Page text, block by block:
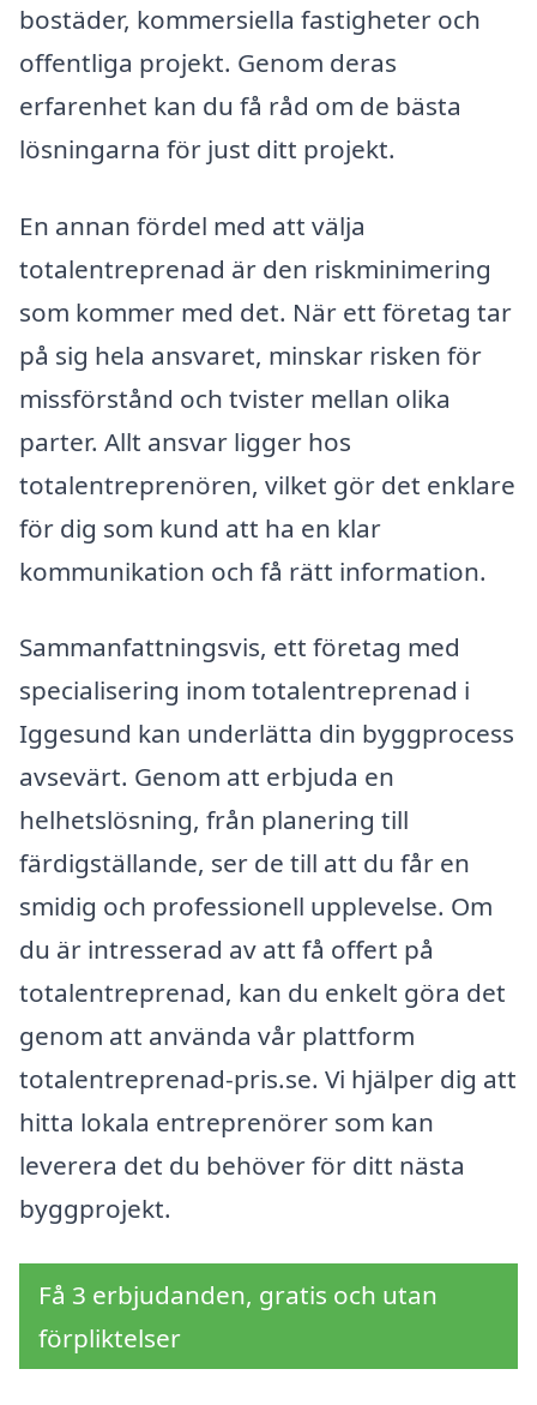
bostäder, kommersiella fastigheter och
offentliga projekt. Genom deras
erfarenhet kan du få råd om de bästa
lösningarna för just ditt projekt.
En annan fördel med att välja
totalentreprenad är den riskminimering
som kommer med det. När ett företag tar
på sig hela ansvaret, minskar risken för
missförstånd och tvister mellan olika
parter. Allt ansvar ligger hos
totalentreprenören, vilket gör det enklare
för dig som kund att ha en klar
kommunikation och få rätt information.
Sammanfattningsvis, ett företag med
specialisering inom totalentreprenad i
Iggesund kan underlätta din byggprocess
avsevärt. Genom att erbjuda en
helhetslösning, från planering till
färdigställande, ser de till att du får en
smidig och professionell upplevelse. Om
du är intresserad av att få offert på
totalentreprenad, kan du enkelt göra det
genom att använda vår plattform
totalentreprenad-pris.se. Vi hjälper dig att
hitta lokala entreprenörer som kan
leverera det du behöver för ditt nästa
byggprojekt.
Få 3 erbjudanden, gratis och utan
förpliktelser